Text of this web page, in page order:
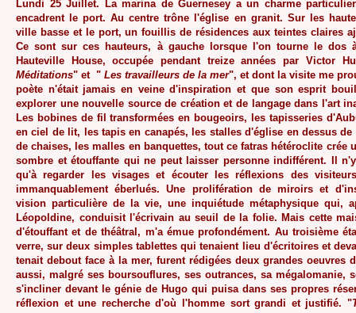
Lundi 25 Juillet. La marina de Guernesey a un charme
encadrent le port. Au centre trône l'église en granit. Sur les
ville basse et le port, un fouillis de résidences aux teintes claires
Ce sont sur ces hauteurs, à gauche lorsque l'on tourne le dos
Hauteville House, occupée pendant treize années par Victor
Méditations" et " Les travailleurs de la mer", et dont la visite me
poète n'était jamais en veine d'inspiration et que son esprit
explorer une nouvelle source de création et de langage dans l'art
Les bobines de fil transformées en bougeoirs, les tapisseries
en ciel de lit, les tapis en canapés, les stalles d'église en dessus
de chaises, les malles en banquettes, tout ce fatras hétéroclite crée
sombre et étouffante qui ne peut laisser personne indifférent. Il
qu'à regarder les visages et écouter les réflexions des
immanquablement éberlués. Une prolifération de miroirs et
vision particulière de la vie, une inquiétude métaphysique qui,
Léopoldine, conduisit l'écrivain au seuil de la folie. Mais cette
d'étouffant et de théâtral, m'a émue profondément. Au troisième
verre, sur deux simples tablettes qui tenaient lieu d'écritoires et
tenait debout face à la mer, furent rédigées deux grandes oeuvres
aussi, malgré ses boursouflures, ses outrances, sa mégalomanie,
s'incliner devant le génie de Hugo qui puisa dans ses propres
réflexion et une recherche d'où l'homme sort grandi et justifié. "